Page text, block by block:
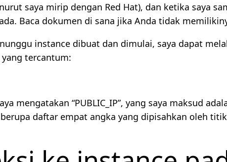
saya mirip dengan Red Hat), dan ketika saya
Baca dokumen di sana jika Anda tidak
instance dibuat dan dimulai, saya dapat
tercantum:
mengatakan “PUBLIC_IP”, yang saya maksud
daftar empat angka yang dipisahkan oleh